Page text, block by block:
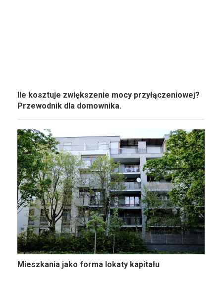
Ile kosztuje zwiększenie mocy przyłączeniowej?
Przewodnik dla domownika.
Mieszkania jako forma lokaty kapitału